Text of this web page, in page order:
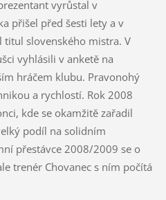
vyrůstal v
přišel před šesti lety a v
titul slovenského mistra. V
vyhlásili v anketě na
hráčem klubu. Pravonohý
a rychlostí. Rok 2008
kde se okamžitě zařadil
podíl na solidním
přestávce 2008/2009 se o
trenér Chovanec s ním počítá